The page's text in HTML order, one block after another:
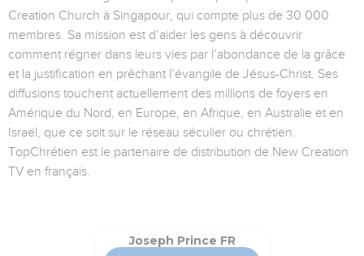
Creation Church à Singapour, qui compte plus de 30 000
membres. Sa mission est d’aider les gens à découvrir
comment régner dans leurs vies par l’abondance de la grâce
et la justification en prêchant l’évangile de Jésus-Christ. Ses
diffusions touchent actuellement des millions de foyers en
Amérique du Nord, en Europe, en Afrique, en Australie et en
Israël, que ce soit sur le réseau séculier ou chrétien.
TopChrétien est le partenaire de distribution de New Creation
TV en français.
Joseph Prince FR